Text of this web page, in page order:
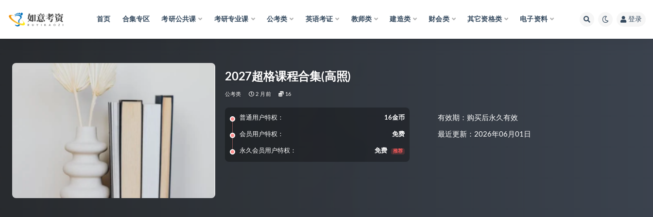
首页 合集专区 考研公共课 考研专业课 公考类 英语考证 教师类 建造类 财会类 其它资格类 电子资料 登录
2027超格课程合集(高照)
公考类 2 月前 16
普通用户特权： 16金币
会员用户特权： 免费
永久会员用户特权： 免费 推荐
有效期：购买后永久有效
最近更新：2026年06月01日